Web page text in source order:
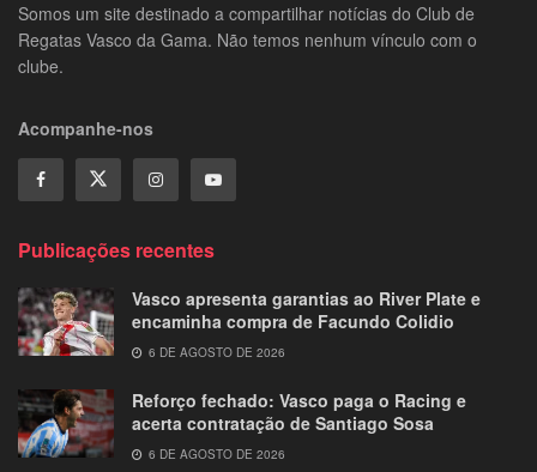
Somos um site destinado a compartilhar notícias do Club de
Regatas Vasco da Gama. Não temos nenhum vínculo com o
clube.
Acompanhe-nos
Publicações recentes
Vasco apresenta garantias ao River Plate e
encaminha compra de Facundo Colidio
6 DE AGOSTO DE 2026
Reforço fechado: Vasco paga o Racing e
acerta contratação de Santiago Sosa
6 DE AGOSTO DE 2026